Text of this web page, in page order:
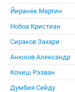
Йиранек Мартин
Нобоа Кристиан
Сираков Захари
Анюков Александр
Кочиш Рэзван
Думбия Сейду